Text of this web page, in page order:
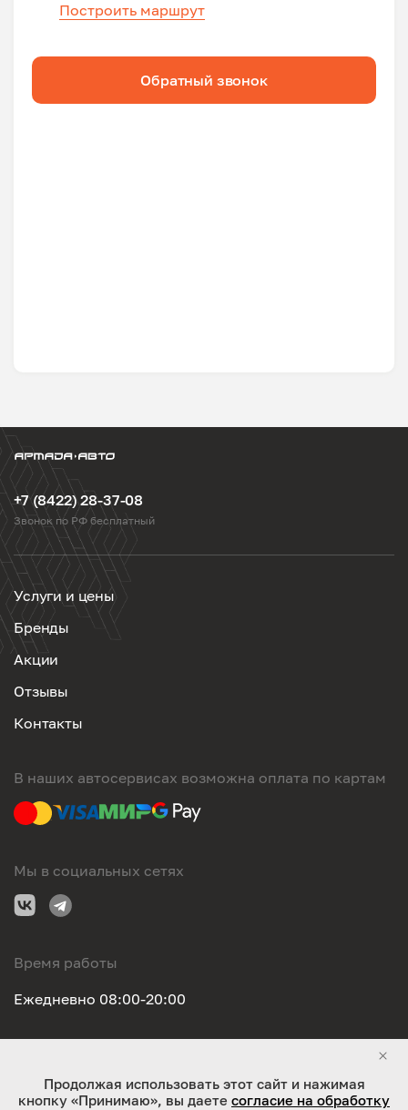
Построить маршрут
Обратный звонок
+7 (8422) 28-37-08
Звонок по РФ бесплатный
Услуги и цены
Бренды
Акции
Отзывы
Контакты
В наших автосервисах возможна оплата по картам
Мы в социальных сетях
Время работы
Ежедневно 08:00-20:00
ООО "Оригинал-сервис". Все права защищены 2026
Продолжая использовать этот сайт и нажимая
кнопку «Принимаю», вы даете согласие на обработку